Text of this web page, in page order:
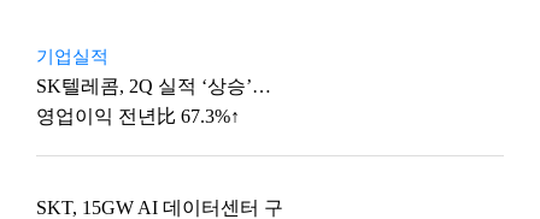
기업실적
SK텔레콤, 2Q 실적 ‘상승’…
영업이익 전년比 67.3%↑
SKT, 15GW AI 데이터센터 구